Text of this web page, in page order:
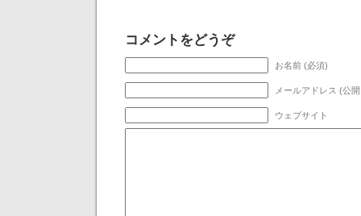
コメントをどうぞ
お名前 (必須)
メールアドレス (公
ウェブサイト